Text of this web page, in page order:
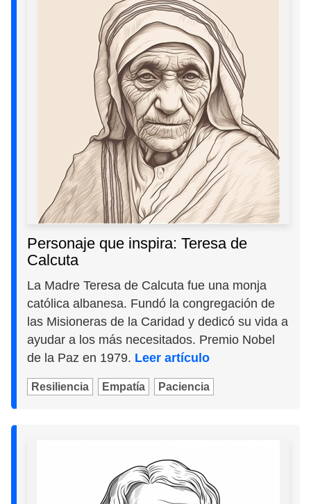
Personaje que inspira: Teresa de
Calcuta
La Madre Teresa de Calcuta fue una monja
católica albanesa. Fundó la congregación de
las Misioneras de la Caridad y dedicó su vida a
ayudar a los más necesitados. Premio Nobel
de la Paz en 1979. Leer artículo
Resiliencia Empatía Paciencia